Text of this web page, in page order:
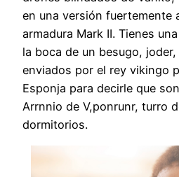
en una versión fuertemente
armadura Mark II. Tienes
la boca de un besugo,
enviados por el rey vikingo
Esponja para decirle que
Arrnnio de V,ponrunr, turro
dormitorios.